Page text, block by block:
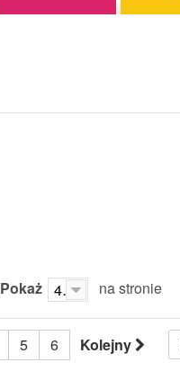
Pokaż 42 na stronie
5 6
Kolejny